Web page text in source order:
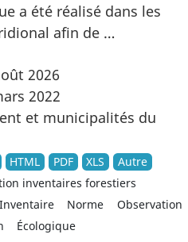
a été réalisé dans les
afin de …
2026
2022
et municipalités du
HTML PDF XLS Autre
inventaires forestiers
Inventaire Norme
Observation
Écologique